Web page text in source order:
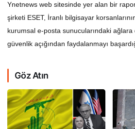
Ynetnews web sitesinde yer alan bir
şirketi ESET, İranlı bilgisayar
kurumsal e-posta sunucularındaki
güvenlik açığından faydalanmayı
Göz Atın